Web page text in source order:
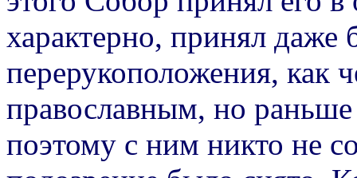
характерно, принял даже
перерукоположения, как
православным, но
поэтому с ним никто не